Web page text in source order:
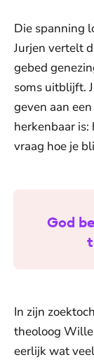
Die spanning
Jurjen vertelt
gebed
soms uitblijft.
geven aan
herkenbaar
vraag hoe je
God
In zijn
theoloog
eerlijk wat